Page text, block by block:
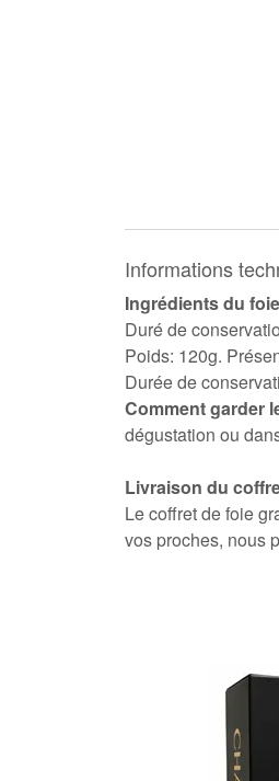
Informations
Ingrédients du
Duré de
Poids: 120g.
Durée de
Comment garder
dégustation ou
Livraison du
Le coffret de foie
vos proches, nous